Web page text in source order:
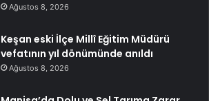
Ağustos 8, 2026
Keşan eski İlçe Millî Eğitim Müdürü
vefatının yıl dönümünde anıldı
Ağustos 8, 2026